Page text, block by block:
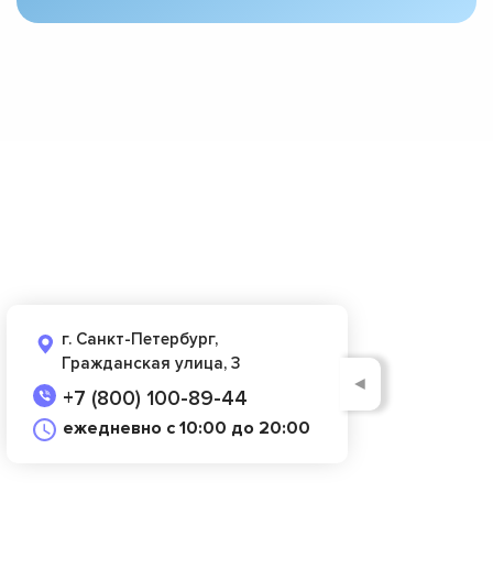
г. Санкт-Петербург,
Гражданская улица, 3
+7 (800) 100-89-44
ежедневно с 10:00 до 20:00
◄